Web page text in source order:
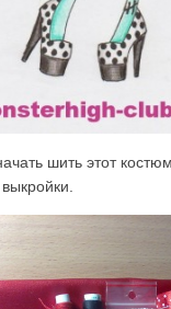
шить этот